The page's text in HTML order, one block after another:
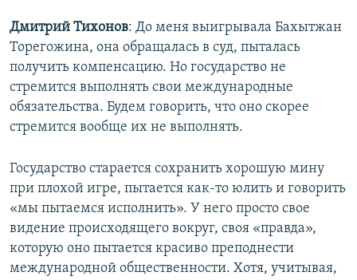
Дмитрий Тихонов: До меня выигрывала Бахытжан
Торегожина, она обращалась в суд, пыталась
получить компенсацию. Но государство не
стремится выполнять свои международные
обязательства. Будем говорить, что оно скорее
стремится вообще их не выполнять.
Государство старается сохранить хорошую мину
при плохой игре, пытается как-то юлить и говорить
«мы пытаемся исполнить». У него просто свое
видение происходящего вокруг, своя «правда»,
которую оно пытается красиво преподнести
международной общественности. Хотя, учитывая,